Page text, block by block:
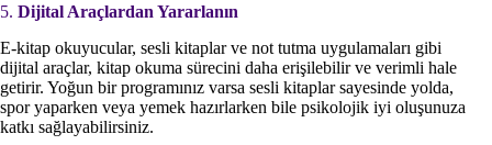
5. Dijital Araçlardan Yararlanın
E-kitap okuyucular, sesli kitaplar ve not tutma uygulamaları gibi
dijital araçlar, kitap okuma sürecini daha erişilebilir ve verimli hale
getirir. Yoğun bir programınız varsa sesli kitaplar sayesinde yolda,
spor yaparken veya yemek hazırlarken bile psikolojik iyi oluşunuza
katkı sağlayabilirsiniz.